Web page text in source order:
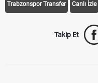
Trabzonspor Transfer Canlı İzle
Takip Et